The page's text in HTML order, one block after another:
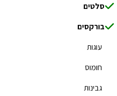
סלטים
בורקסים
עוגות
חומוס
גבינות